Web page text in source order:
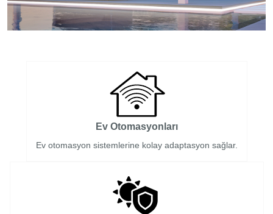
Ev Otomasyonları
Ev otomasyon sistemlerine kolay adaptasyon sağlar.